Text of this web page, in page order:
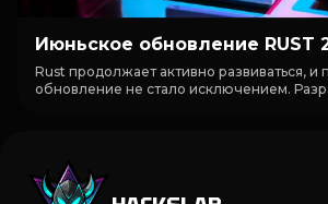
Июньское обновление RUST
Rust продолжает активно развиваться, и
обновление не стало исключением.